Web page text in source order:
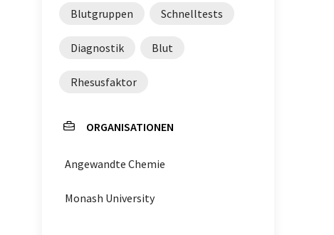
Blutgruppen Schnelltests
Diagnostik Blut
Rhesusfaktor
ORGANISATIONEN
Angewandte Chemie
Monash University